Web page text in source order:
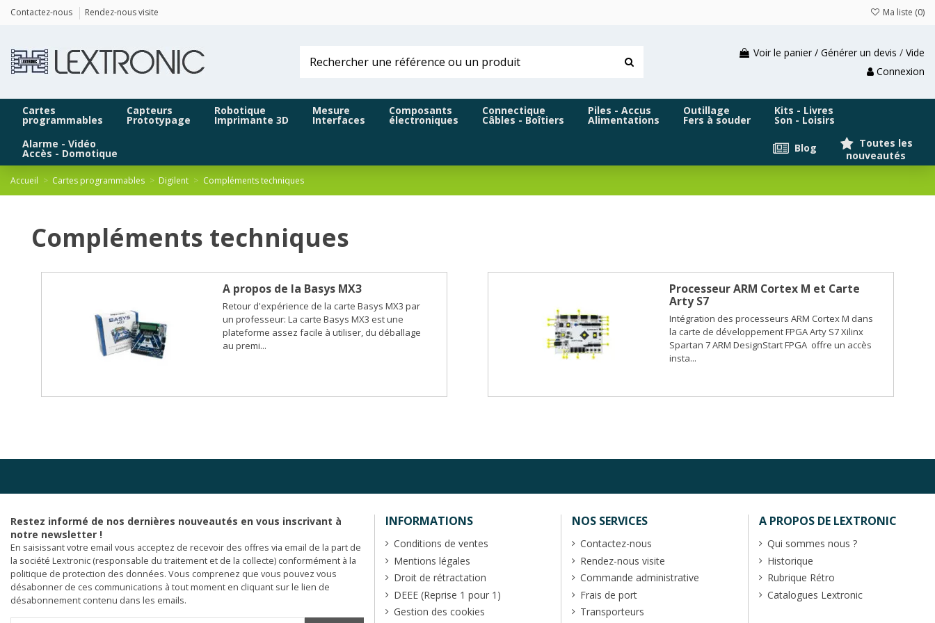
Contactez-nous Rendez-nous visite Ma liste (0)
Voir le panier / Générer un devis / Vide
Connexion
Cartes
programmables
Capteurs
Prototypage
Robotique
Imprimante 3D
Mesure
Interfaces
Composants
électroniques
Connectique
Câbles - Boîtiers
Piles - Accus
Alimentations
Outillage
Fers à souder
Kits - Livres
Son - Loisirs
Alarme - Vidéo
Accès - Domotique
Toutes les
nouveautés
Blog
Accueil Cartes programmables Digilent Compléments techniques
Compléments techniques
A propos de la Basys MX3
Retour d'expérience de la carte Basys MX3 par
un professeur: La carte Basys MX3 est une
plateforme assez facile à utiliser, du déballage
au premi...
Processeur ARM Cortex M et Carte
Arty S7
Intégration des processeurs ARM Cortex M dans
la carte de développement FPGA Arty S7 Xilinx
Spartan 7 ARM DesignStart FPGA offre un accès
insta...
Restez informé de nos dernières nouveautés en vous inscrivant à
notre newsletter !
En saisissant votre email vous acceptez de recevoir des offres via email de la part de
la société Lextronic (responsable du traitement et de la collecte) conformément à la
politique de protection des données. Vous comprenez que vous pouvez vous
désabonner de ces communications à tout moment en cliquant sur le lien de
désabonnement contenu dans les emails.
INFORMATIONS
Conditions de ventes
Mentions légales
Droit de rétractation
DEEE (Reprise 1 pour 1)
Gestion des cookies
NOS SERVICES
Contactez-nous
Rendez-nous visite
Commande administrative
Frais de port
Transporteurs
A PROPOS DE LEXTRONIC
Qui sommes nous ?
Historique
Rubrique Rétro
Catalogues Lextronic
Panneau de gestion des cookies